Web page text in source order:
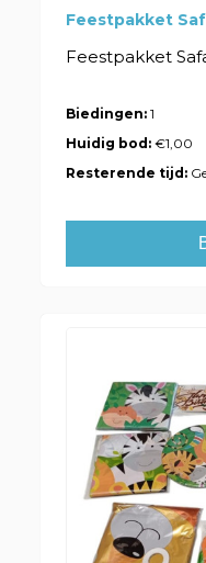
Feestpakket
Feestpakket
Biedingen: 1
Huidig bod:€1,00
Resterende tijd: